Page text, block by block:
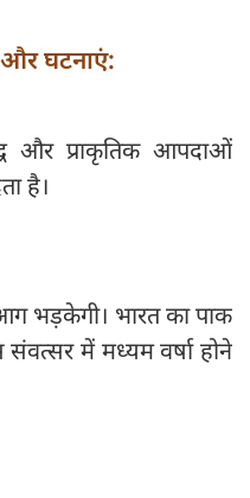
घटनाएं:
और प्राकृतिक आपदाओं
है।
भड़केगी। भारत का पाक
में मध्यम वर्षा होने